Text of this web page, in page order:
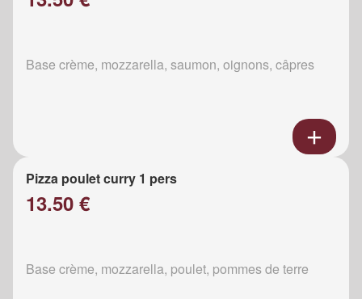
Base crème, mozzarella, saumon, oignons, câpres
Pizza poulet curry 1 pers
13.50 €
Base crème, mozzarella, poulet, pommes de terre